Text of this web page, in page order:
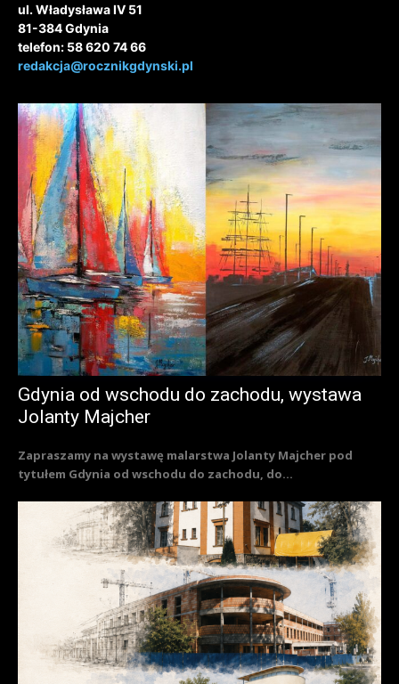
ul. Władysława IV 51
81-384 Gdynia
telefon: 58 620 74 66
redakcja@rocznikgdynski.pl
Gdynia od wschodu do zachodu, wystawa
Jolanty Majcher
Zapraszamy na wystawę malarstwa Jolanty Majcher pod
tytułem Gdynia od wschodu do zachodu, do...